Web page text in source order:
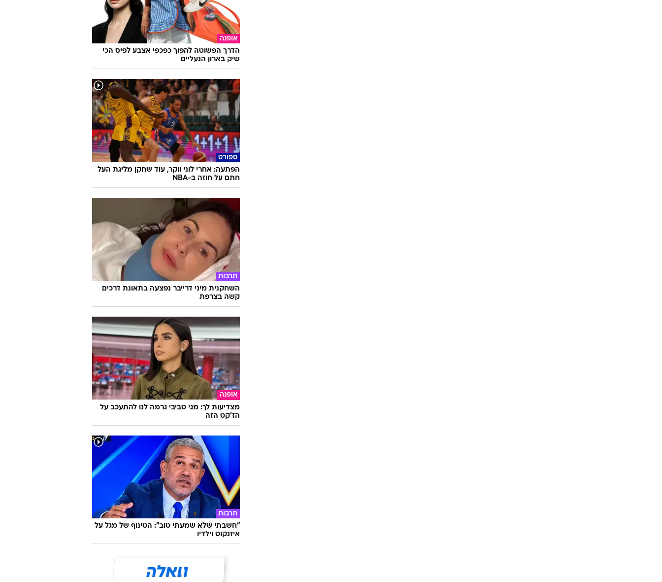
אופנה
הדרך הפשוטה להפוך כפכפי אצבע לפיס הכי
שיק בארון הנעליים
ספורט
הפתעה: אחרי לוני ווקר, עוד שחקן מליגת העל
חתם על חוזה ב-NBA
תרבות
השחקנית מיני דרייבר נפצעה בתאונת דרכים
קשה בצרפת
אופנה
מצדיעות לך: מגי טביבי גרמה לנו להתעכב על
הז'קט הזה
תרבות
"חשבתי שלא שמעתי טוב": הטינוף של מגל על
איזנקוט וילדיו